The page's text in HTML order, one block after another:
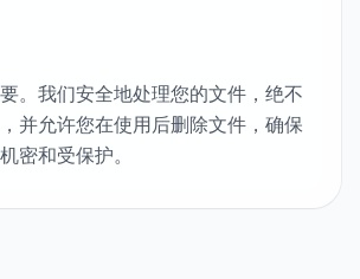
。我们安全地处理您的文件，绝不
并允许您在使用后删除文件，确保
密和受保护。